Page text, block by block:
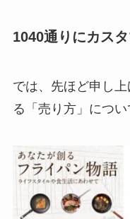
1040通りにカス
では、先ほど申し
る「売り方」につい